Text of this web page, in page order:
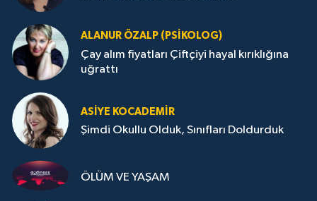
ALANUR ÖZALP (PSIKOLOG)
Çay alım fiyatları Çiftçiyi hayal kırıklığına
uğrattı
ASIYE KOCADEMİR
Şimdi Okullu Olduk, Sınıfları Doldurduk
ÖLÜM VE YAŞAM